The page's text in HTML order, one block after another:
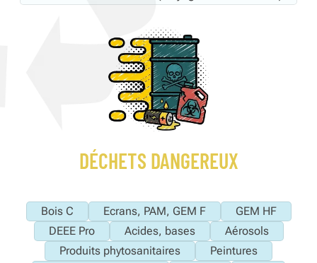
DÉCHETS DANGEREUX
Bois C Ecrans, PAM, GEM F
GEM HF
DEEE Pro
Acides, bases
Aérosols
Produits phytosanitaires
Peintures